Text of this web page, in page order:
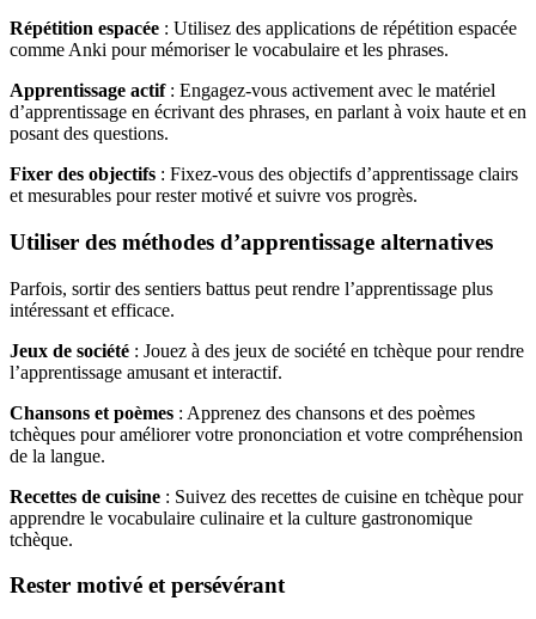
Répétition espacée : Utilisez des applications de répétition espacée
comme Anki pour mémoriser le vocabulaire et les phrases.
Apprentissage actif: Engagez-vous activement avec le matériel
d’apprentissage en écrivant des phrases, en parlant à voix haute et en
posant des questions.
Fixer des objectifs : Fixez-vous des objectifs d’apprentissage clairs
et mesurables pour rester motivé et suivre vos progrès.
Utiliser des méthodes d’apprentissage alternatives
Parfois, sortir des sentiers battus peut rendre l’apprentissage plus
intéressant et efficace.
Jeux de société : Jouez à des jeux de société en tchèque pour rendre
l’apprentissage amusant et interactif.
Chansons et poèmes : Apprenez des chansons et des poèmes
tchèques pour améliorer votre prononciation et votre compréhension
de la langue.
Recettes de cuisine : Suivez des recettes de cuisine en tchèque pour
apprendre le vocabulaire culinaire et la culture gastronomique
tchèque.
Rester motivé et persévérant